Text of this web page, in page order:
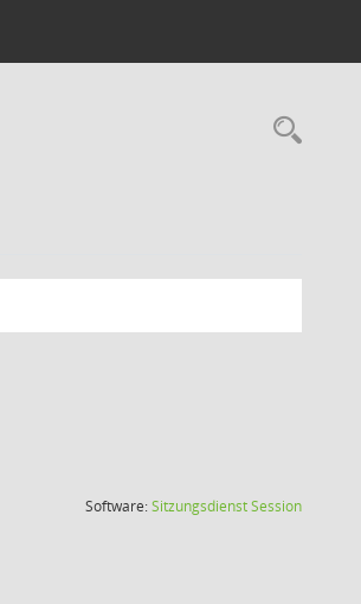
Software:SitzungsdienstSession(Wird in